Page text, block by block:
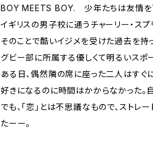
BOY MEETS BOY. 少年たちは友情を
イギリスの男子校に通うチャーリー・スプ
そのことで酷いイジメを受けた過去を持
グビー部に所属する優しくて明るいスポ
ある日、偶然隣の席に座った二人はすぐ
好きになるのに時間はかからなかった。
でも、「恋」とは不思議なもので、スト
たーー。